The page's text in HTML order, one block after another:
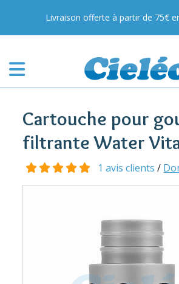
Livraison offerte à partir de 75€
Cartouche pour
filtrante Water
1 avis clients /